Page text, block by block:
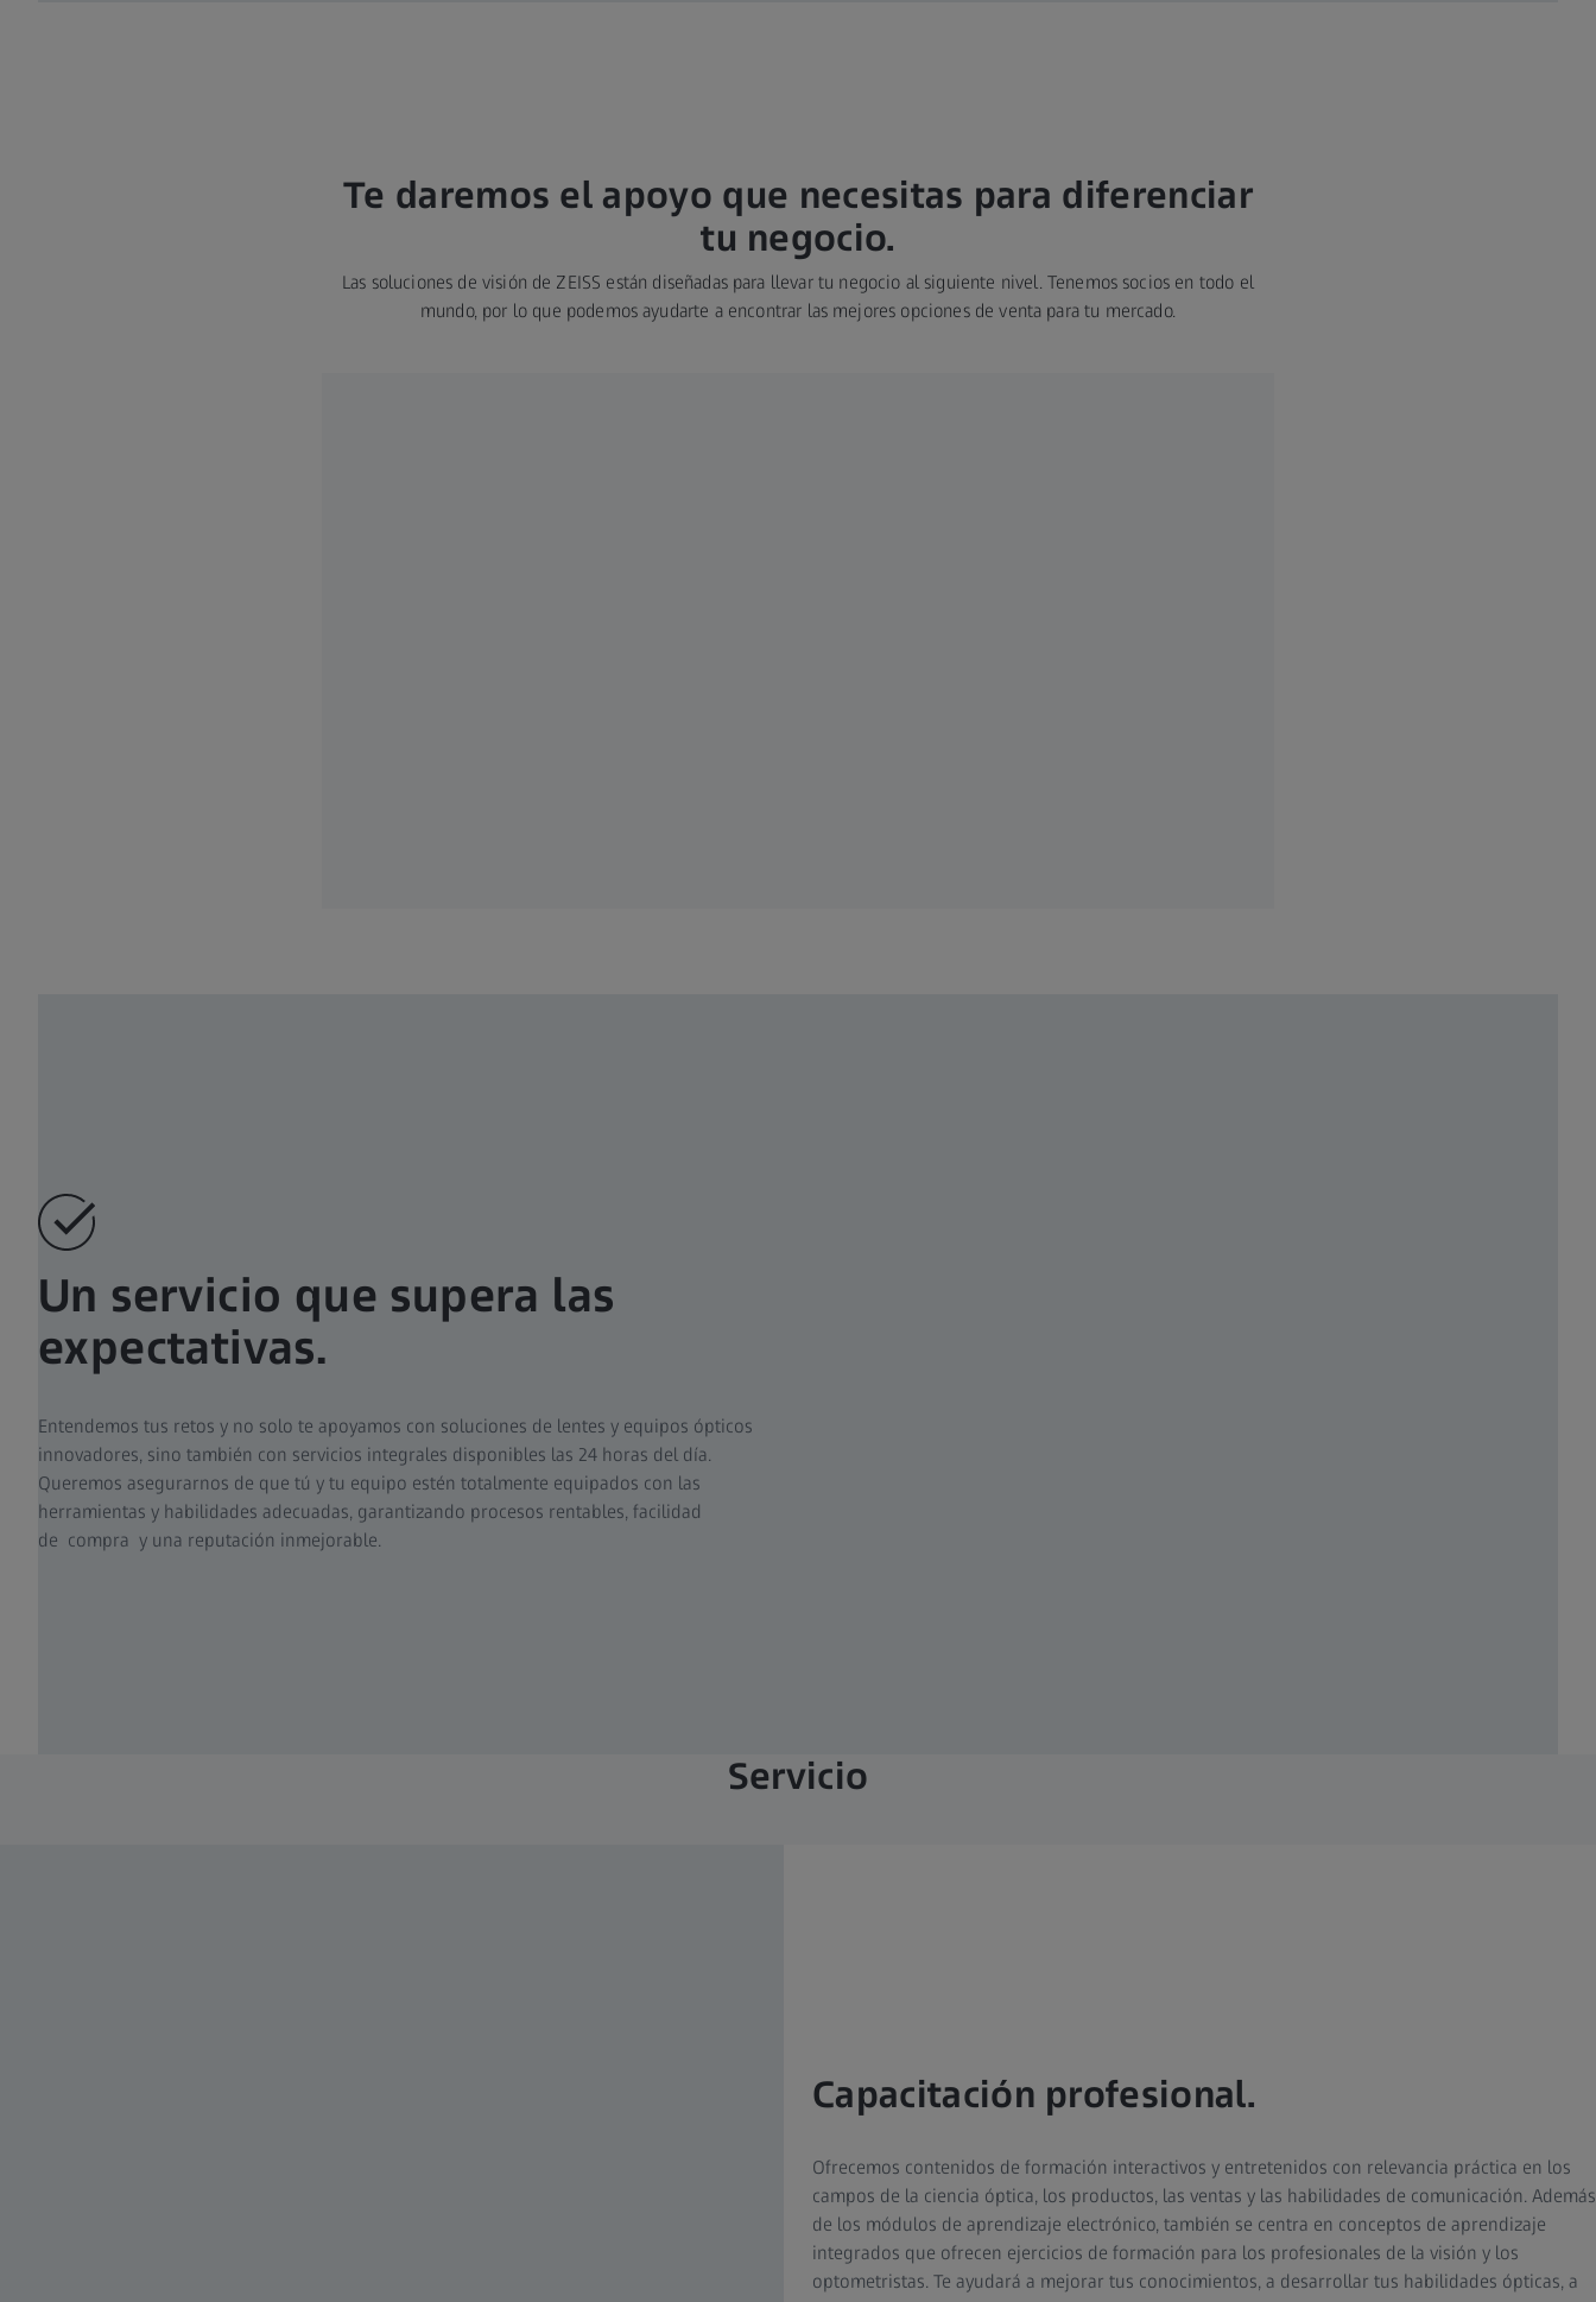
Te daremos el apoyo que necesitas para diferenciar
tu negocio.
Las soluciones de visión de ZEISS están diseñadas para llevar tu negocio al siguiente nivel. Tenemos socios en todo el
mundo, por lo que podemos ayudarte a encontrar las mejores opciones de venta para tu mercado.
Un servicio que supera las
expectativas.
Entendemos tus retos y no solo te apoyamos con soluciones de lentes y equipos ópticos
innovadores, sino también con servicios integrales disponibles las 24 horas del día.
Queremos asegurarnos de que tú y tu equipo estén totalmente equipados con las
herramientas y habilidades adecuadas, garantizando procesos rentables, facilidad
de compra y una reputación inmejorable.
Servicio
Capacitación profesional.
Ofrecemos contenidos de formación interactivos y entretenidos con relevancia práctica en los
campos de la ciencia óptica, los productos, las ventas y las habilidades de comunicación. Además
de los módulos de aprendizaje electrónico, también se centra en conceptos de aprendizaje
integrados que ofrecen ejercicios de formación para los profesionales de la visión y los
optometristas. Te ayudará a mejorar tus conocimientos, a desarrollar tus habilidades ópticas, a